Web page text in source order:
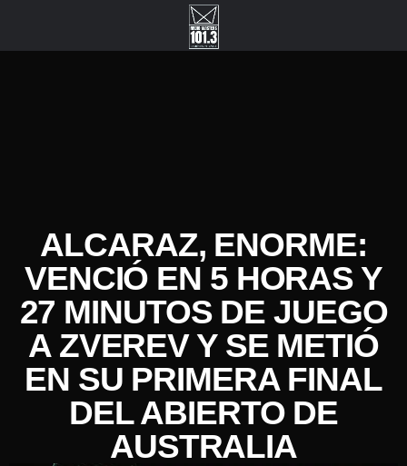
ALCARAZ, ENORME:
VENCIÓ EN 5 HORAS Y
27 MINUTOS DE JUEGO
A ZVEREV Y SE METIÓ
EN SU PRIMERA FINAL
DEL ABIERTO DE
AUSTRALIA